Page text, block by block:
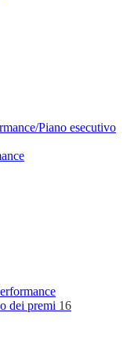
Piano esecutivo
dei premi 16